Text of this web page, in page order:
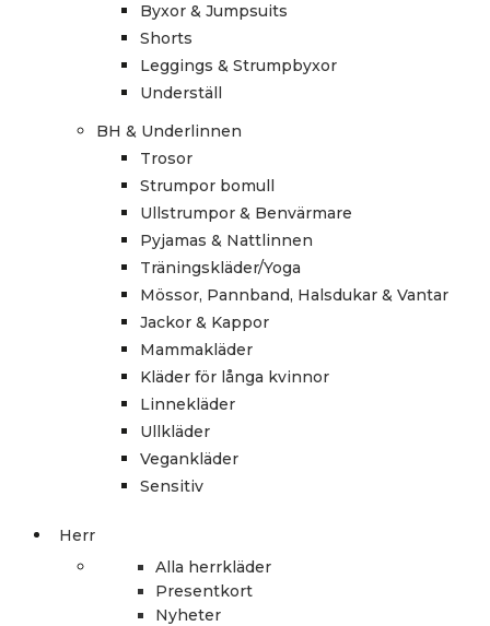
Byxor & Jumpsuits
Shorts
Leggings & Strumpbyxor
Underställ
BH & Underlinnen
Trosor
Strumpor bomull
Ullstrumpor & Benvärmare
Pyjamas & Nattlinnen
Träningskläder/Yoga
Mössor, Pannband, Halsdukar & Vantar
Jackor & Kappor
Mammakläder
Kläder för långa kvinnor
Linnekläder
Ullkläder
Vegankläder
Sensitiv
Herr
Alla herrkläder
Presentkort
Nyheter